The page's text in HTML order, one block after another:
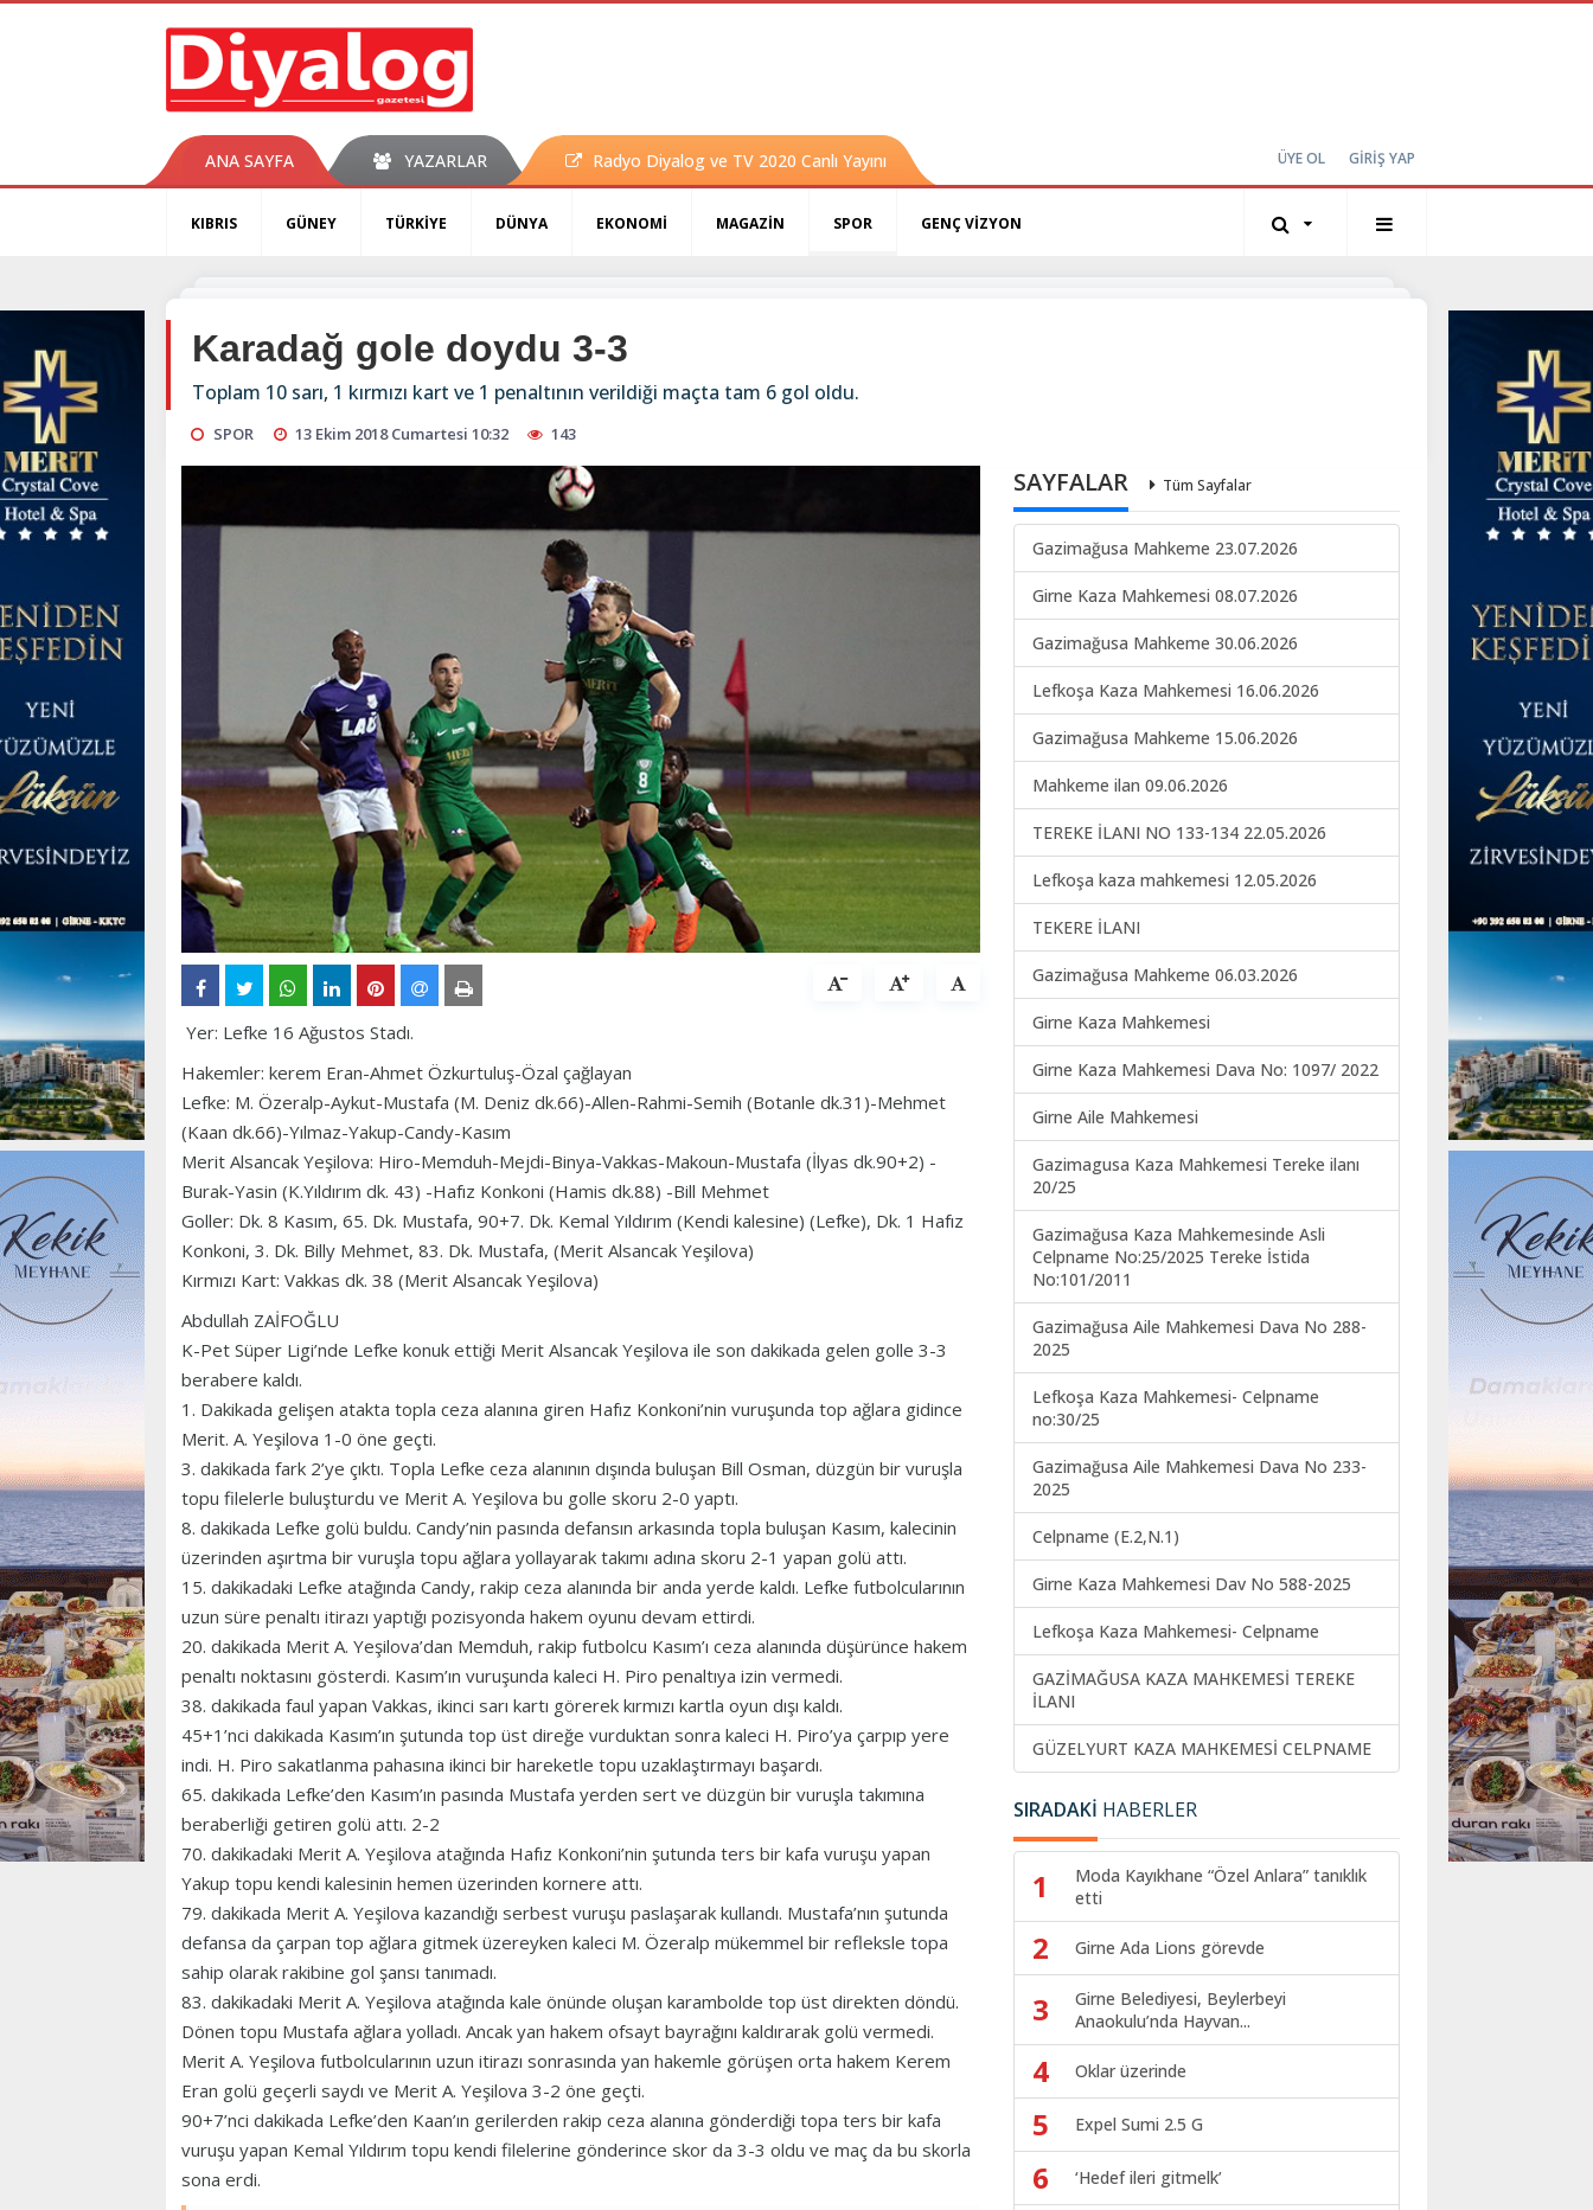
ANA SAYFA YAZARLAR Radyo Diyalog ve TV 2020 Canlı Yayını ÜYE OL GİRİŞ YAP
KIBRIS GÜNEY TÜRKİYE DÜNYA EKONOMİ MAGAZİN SPOR GENÇ VİZYON
Karadağ gole doydu 3-3
Toplam 10 sarı, 1 kırmızı kart ve 1 penaltının verildiği maçta tam 6 gol oldu.
SPOR 13 Ekim 2018 Cumartesi 10:32 143
Yer: Lefke 16 Ağustos Stadı.
Hakemler: kerem Eran-Ahmet Özkurtuluş-Özal çağlayan
Lefke: M. Özeralp-Aykut-Mustafa (M. Deniz dk.66)-Allen-Rahmi-Semih (Botanle dk.31)-Mehmet
(Kaan dk.66)-Yılmaz-Yakup-Candy-Kasım
Merit Alsancak Yeşilova: Hiro-Memduh-Mejdi-Binya-Vakkas-Makoun-Mustafa (İlyas dk.90+2) -
Burak-Yasin (K.Yıldırım dk. 43) -Hafız Konkoni (Hamis dk.88) -Bill Mehmet
Goller: Dk. 8 Kasım, 65. Dk. Mustafa, 90+7. Dk. Kemal Yıldırım (Kendi kalesine) (Lefke), Dk. 1 Hafız
Konkoni, 3. Dk. Billy Mehmet, 83. Dk. Mustafa, (Merit Alsancak Yeşilova)
Kırmızı Kart: Vakkas dk. 38 (Merit Alsancak Yeşilova)
Abdullah ZAİFOĞLU
K-Pet Süper Ligi’nde Lefke konuk ettiği Merit Alsancak Yeşilova ile son dakikada gelen golle 3-3
berabere kaldı.
1. Dakikada gelişen atakta topla ceza alanına giren Hafız Konkoni’nin vuruşunda top ağlara gidince
Merit. A. Yeşilova 1-0 öne geçti.
3. dakikada fark 2’ye çıktı. Topla Lefke ceza alanının dışında buluşan Bill Osman, düzgün bir vuruşla
topu filelerle buluşturdu ve Merit A. Yeşilova bu golle skoru 2-0 yaptı.
8. dakikada Lefke golü buldu. Candy’nin pasında defansın arkasında topla buluşan Kasım, kalecinin
üzerinden aşırtma bir vuruşla topu ağlara yollayarak takımı adına skoru 2-1 yapan golü attı.
15. dakikadaki Lefke atağında Candy, rakip ceza alanında bir anda yerde kaldı. Lefke futbolcularının
uzun süre penaltı itirazı yaptığı pozisyonda hakem oyunu devam ettirdi.
20. dakikada Merit A. Yeşilova’dan Memduh, rakip futbolcu Kasım’ı ceza alanında düşürünce hakem
penaltı noktasını gösterdi. Kasım’ın vuruşunda kaleci H. Piro penaltıya izin vermedi.
38. dakikada faul yapan Vakkas, ikinci sarı kartı görerek kırmızı kartla oyun dışı kaldı.
45+1’nci dakikada Kasım’ın şutunda top üst direğe vurduktan sonra kaleci H. Piro’ya çarpıp yere
indi. H. Piro sakatlanma pahasına ikinci bir hareketle topu uzaklaştırmayı başardı.
65. dakikada Lefke’den Kasım’ın pasında Mustafa yerden sert ve düzgün bir vuruşla takımına
beraberliği getiren golü attı. 2-2
70. dakikadaki Merit A. Yeşilova atağında Hafız Konkoni’nin şutunda ters bir kafa vuruşu yapan
Yakup topu kendi kalesinin hemen üzerinden kornere attı.
79. dakikada Merit A. Yeşilova kazandığı serbest vuruşu paslaşarak kullandı. Mustafa’nın şutunda
defansa da çarpan top ağlara gitmek üzereyken kaleci M. Özeralp mükemmel bir refleksle topa
sahip olarak rakibine gol şansı tanımadı.
83. dakikadaki Merit A. Yeşilova atağında kale önünde oluşan karambolde top üst direkten döndü.
Dönen topu Mustafa ağlara yolladı. Ancak yan hakem ofsayt bayrağını kaldırarak golü vermedi.
Merit A. Yeşilova futbolcularının uzun itirazı sonrasında yan hakemle görüşen orta hakem Kerem
Eran golü geçerli saydı ve Merit A. Yeşilova 3-2 öne geçti.
90+7’nci dakikada Lefke’den Kaan’ın gerilerden rakip ceza alanına gönderdiği topa ters bir kafa
vuruşu yapan Kemal Yıldırım topu kendi filelerine gönderince skor da 3-3 oldu ve maç da bu skorla
sona erdi.
SAYFALAR Tüm Sayfalar
Gazimağusa Mahkeme 23.07.2026
Girne Kaza Mahkemesi 08.07.2026
Gazimağusa Mahkeme 30.06.2026
Lefkoşa Kaza Mahkemesi 16.06.2026
Gazimağusa Mahkeme 15.06.2026
Mahkeme ilan 09.06.2026
TEREKE İLANI NO 133-134 22.05.2026
Lefkoşa kaza mahkemesi 12.05.2026
TEKERE İLANI
Gazimağusa Mahkeme 06.03.2026
Girne Kaza Mahkemesi
Girne Kaza Mahkemesi Dava No: 1097/ 2022
Girne Aile Mahkemesi
Gazimagusa Kaza Mahkemesi Tereke ilanı
20/25
Gazimağusa Kaza Mahkemesinde Asli
Celpname No:25/2025 Tereke İstida
No:101/2011
Gazimağusa Aile Mahkemesi Dava No 288-
2025
Lefkoşa Kaza Mahkemesi- Celpname
no:30/25
Gazimağusa Aile Mahkemesi Dava No 233-
2025
Celpname (E.2,N.1)
Girne Kaza Mahkemesi Dav No 588-2025
Lefkoşa Kaza Mahkemesi- Celpname
GAZİMAĞUSA KAZA MAHKEMESİ TEREKE
İLANI
GÜZELYURT KAZA MAHKEMESİ CELPNAME
SIRADAKİ HABERLER
1
Moda Kayıkhane “Özel Anlara” tanıklık
etti
2 Girne Ada Lions görevde
3
Girne Belediyesi, Beylerbeyi
Anaokulu’nda Hayvan...
4 Oklar üzerinde
5 Expel Sumi 2.5 G
6 ‘Hedef ileri gitmelk’